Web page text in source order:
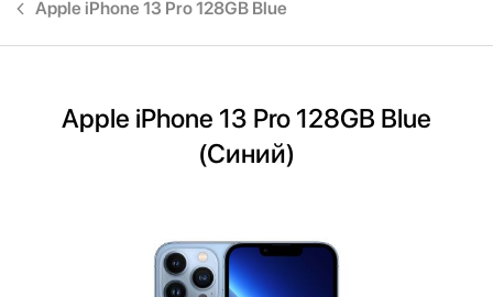
Apple iPhone 13 Pro 128GB Blue
Apple iPhone 13 Pro 128GB Blue
(Синий)